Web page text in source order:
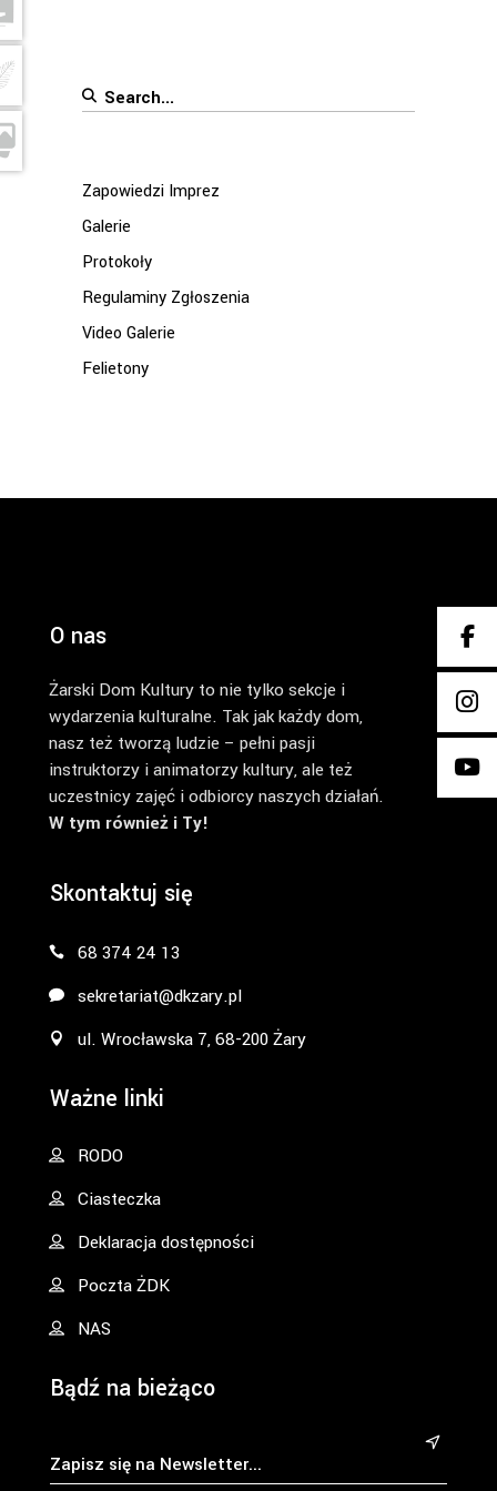
Search
Zapowiedzi Imprez
Galerie
Protokoły
Regulaminy Zgłoszenia
Video Galerie
Felietony
O nas
Żarski Dom Kultury to nie tylko sekcje i
wydarzenia kulturalne. Tak jak każdy dom,
nasz też tworzą ludzie – pełni pasji
instruktorzy i animatorzy kultury, ale też
uczestnicy zajęć i odbiorcy naszych działań.
W tym również i Ty!
Skontaktuj się
68 374 24 13
sekretariat@dkzary.pl
ul. Wrocławska 7, 68-200 Żary
Ważne linki
RODO
Ciasteczka
Deklaracja dostępności
Poczta ŻDK
NAS
Bądź na bieżąco
&